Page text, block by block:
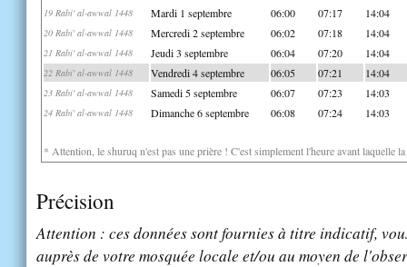
19 Rabi' al-awwal 1448 Mardi 1 septembre 06:00 07:17 14:04
20 Rabi' al-awwal 1448 Mercredi 2 septembre 06:02 07:18 14:04
21 Rabi' al-awwal 1448 Jeudi 3 septembre 06:04 07:20 14:04
22 Rabi' al-awwal 1448 Vendredi 4 septembre 06:05 07:21 14:04
23 Rabi' al-awwal 1448 Samedi 5 septembre 06:07 07:23 14:03
24 Rabi' al-awwal 1448 Dimanche 6 septembre 06:08 07:24 14:03
* Attention, le shuruq n'est pas une prière ! C'est simplement l'heure avant laquelle
Précision
Attention : ces données sont fournies à titre indicatif,
auprès de votre mosquée locale et/ou au moyen de